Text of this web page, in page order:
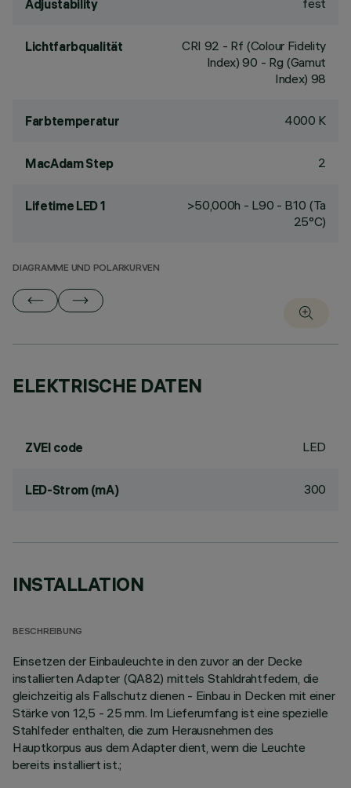
Adjustability fest
Lichtfarbqualität CRI 92 - Rf (Colour Fidelity
Index) 90 - Rg (Gamut
Index) 98
Farbtemperatur 4000 K
MacAdam Step 2
Lifetime LED 1
>50,000h - L90 - B10 (Ta
25°C)
DIAGRAMME UND POLARKURVEN
ELEKTRISCHE DATEN
ZVEI code LED
LED-Strom (mA) 300
INSTALLATION
BESCHREIBUNG
Einsetzen der Einbauleuchte in den zuvor an der Decke
installierten Adapter (QA82) mittels Stahldrahtfedern, die
gleichzeitig als Fallschutz dienen - Einbau in Decken mit einer
Stärke von 12,5 - 25 mm. Im Lieferumfang ist eine spezielle
Stahlfeder enthalten, die zum Herausnehmen des
Hauptkorpus aus dem Adapter dient, wenn die Leuchte
bereits installiert ist.;